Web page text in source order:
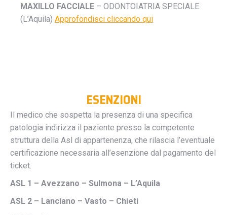
MAXILLO FACCIALE – ODONTOIATRIA SPECIALE
(L’Aquila) Approfondisci cliccando qui
ESENZIONI
Il medico che sospetta la presenza di una specifica
patologia indirizza il paziente presso la competente
struttura della Asl di appartenenza, che rilascia l’eventuale
certificazione necessaria all’esenzione dal pagamento del
ticket.
ASL 1 – Avezzano – Sulmona – L’Aquila
ASL 2 – Lanciano – Vasto – Chieti